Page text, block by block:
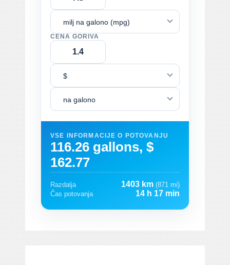
milj na galono (mpg)
CENA GORIVA
$
na galono
VSE INFORMACIJE O POTOVANJU
116.26 gallons, $
162.77
Razdalja 1403 km (871 mi)
Čas potovanja
14 h 17 min